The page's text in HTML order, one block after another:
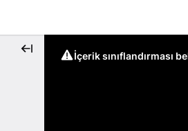
İçerik sınıflandırması